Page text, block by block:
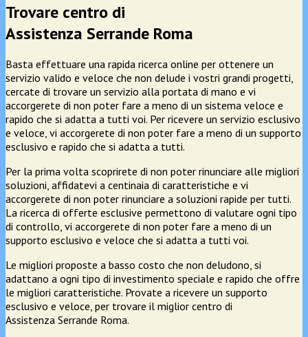
Trovare centro di
Assistenza Serrande Roma
Basta effettuare una rapida ricerca online per ottenere un
servizio valido e veloce che non delude i vostri grandi progetti,
cercate di trovare un servizio alla portata di mano e vi
accorgerete di non poter fare a meno di un sistema veloce e
rapido che si adatta a tutti voi. Per ricevere un servizio esclusivo
e veloce, vi accorgerete di non poter fare a meno di un supporto
esclusivo e rapido che si adatta a tutti.
Per la prima volta scoprirete di non poter rinunciare alle migliori
soluzioni, affidatevi a centinaia di caratteristiche e vi
accorgerete di non poter rinunciare a soluzioni rapide per tutti.
La ricerca di offerte esclusive permettono di valutare ogni tipo
di controllo, vi accorgerete di non poter fare a meno di un
supporto esclusivo e veloce che si adatta a tutti voi.
Le migliori proposte a basso costo che non deludono, si
adattano a ogni tipo di investimento speciale e rapido che offre
le migliori caratteristiche. Provate a ricevere un supporto
esclusivo e veloce, per trovare il miglior centro di
Assistenza Serrande Roma.